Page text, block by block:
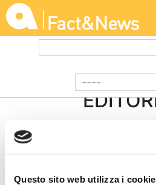
Questo sito web utilizza i cookie
----